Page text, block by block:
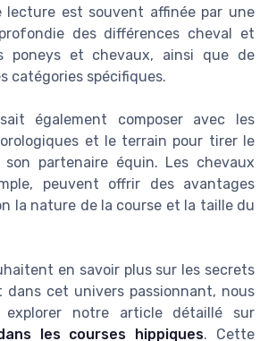
lecture est souvent affinée par une
des différences cheval et
poneys et chevaux, ainsi que de
catégories spécifiques.
également composer avec les
et le terrain pour tirer le
partenaire équin. Les chevaux
peuvent offrir des avantages
la nature de la course et la taille du
en savoir plus sur les secrets
dans cet univers passionnant, nous
notre article détaillé sur
les courses hippiques. Cette